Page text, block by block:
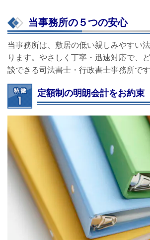
当事務所の５つの安心
当事務所は、敷居の低い親しみやすい
ります。やさしく丁寧・迅速対応で、
談できる司法書士・行政書士事務所です
定額制の明朗会計をお約束